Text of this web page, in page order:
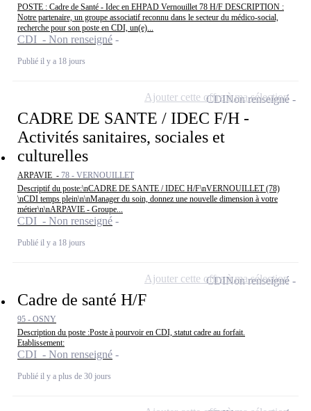
POSTE : Cadre de Santé - Idec en EHPAD Vernouillet 78 H/F DESCRIPTION :
Notre partenaire, un groupe associatif reconnu dans le secteur du médico-social,
recherche pour son poste en CDI, un(e)...
CDI - Non renseigné
Publié il y a 18 jours
CADRE DE SANTE / IDEC F/H -
Activités sanitaires, sociales et
culturelles
ARPAVIE - 78 - VERNOUILLET
Descriptif du poste:\nCADRE DE SANTE / IDEC H/F\nVERNOUILLET (78)
\nCDI temps plein\n\nManager du soin, donnez une nouvelle dimension à votre
métier\n\nARPAVIE - Groupe...
CDI - Non renseigné
Publié il y a 18 jours
CDINon renseigné
Ajouter cette offre à ma sélection
Cadre de santé H/F
95 - OSNY
Description du poste :Poste à pourvoir en CDI, statut cadre au forfait.
Etablissement:
CDI - Non renseigné
Publié il y a plus de 30 jours
CDINon renseigné
Ajouter cette offre à ma sélection